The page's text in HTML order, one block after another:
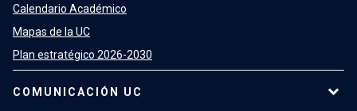
Calendario Académico
Mapas de la UC
Plan estratégico 2026-2030
COMUNICACIÓN UC